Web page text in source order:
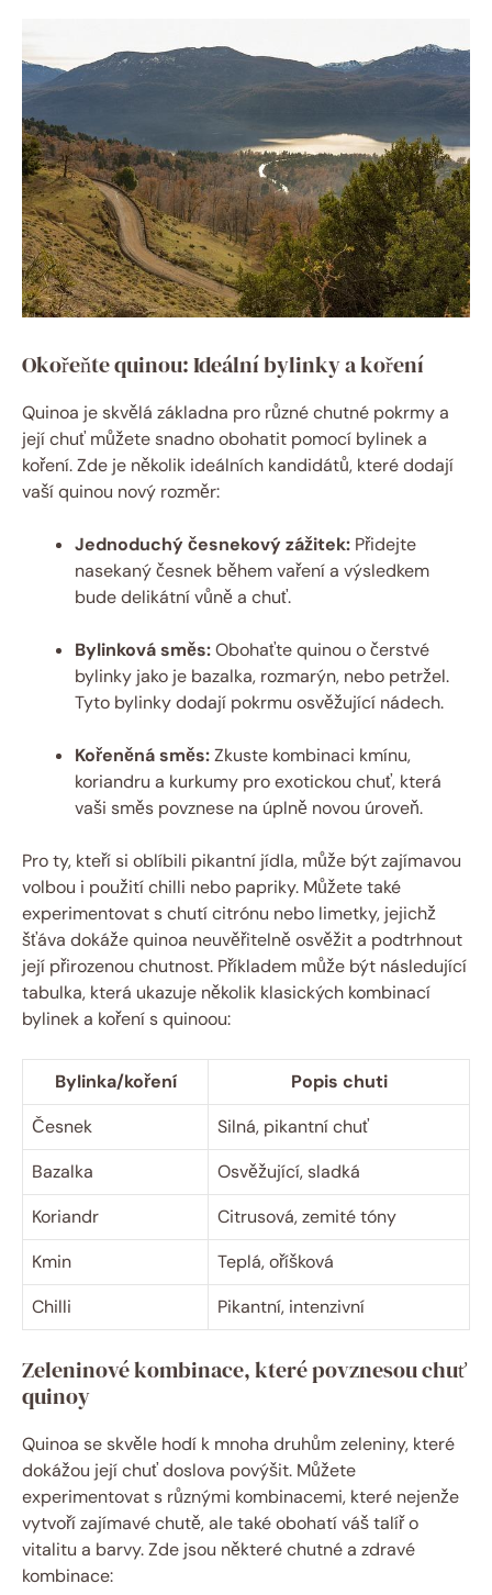
Okořeňte quinou: Ideální bylinky a koření
Quinoa je skvělá základna pro různé chutné pokrmy a
její chuť můžete snadno obohatit pomocí bylinek a
koření. Zde je několik ideálních kandidátů, které dodají
vaší quinou nový rozměr:
Jednoduchý česnekový zážitek: Přidejte
nasekaný česnek během vaření a výsledkem
bude delikátní vůně a chuť.
Bylinková směs:Obohaťte quinou o čerstvé
bylinky jako je bazalka, rozmarýn, nebo petržel.
Tyto bylinky dodají pokrmu osvěžující nádech.
Kořeněná směs:Zkuste kombinaci kmínu,
koriandru a kurkumy pro exotickou chuť, která
vaši směs povznese na úplně novou úroveň.
Pro ty, kteří si oblíbili pikantní jídla, může být zajímavou
volbou i použití chilli nebo papriky. Můžete také
experimentovat s chutí citrónu nebo limetky, jejichž
šťáva dokáže quinoa neuvěřitelně osvěžit a podtrhnout
její přirozenou chutnost. Příkladem může být následující
tabulka, která ukazuje několik klasických kombinací
bylinek a koření s quinoou:
Bylinka/koření
Popis chuti
Česnek
Silná, pikantní chuť
Bazalka
Osvěžující, sladká
Koriandr
Citrusová, zemité tóny
Kmin
Teplá, oříšková
Chilli
Pikantní, intenzivní
Zeleninové kombinace, které povznesou chuť
quinoy
Quinoa se skvěle hodí k mnoha druhům zeleniny, které
dokážou její chuť doslova povýšit. Můžete
experimentovat s různými kombinacemi, které nejenže
vytvoří zajímavé chutě, ale také obohatí váš talíř o
vitalitu a barvy. Zde jsou některé chutné a zdravé
kombinace: